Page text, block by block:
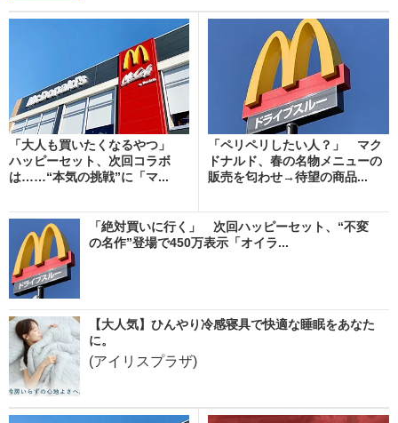
「大人も買いたくなるやつ」
ハッピーセット、次回コラボ
は……“本気の挑戦”に「マ...
「ペリペリしたい人？」 マク
ドナルド、春の名物メニューの
販売を匂わせ→待望の商品...
「絶対買いに行く」 次回ハッピーセット、“不変
の名作”登場で450万表示「オイラ...
【大人気】ひんやり冷感寝具で快適な睡眠をあなた
に。
(アイリスプラザ)